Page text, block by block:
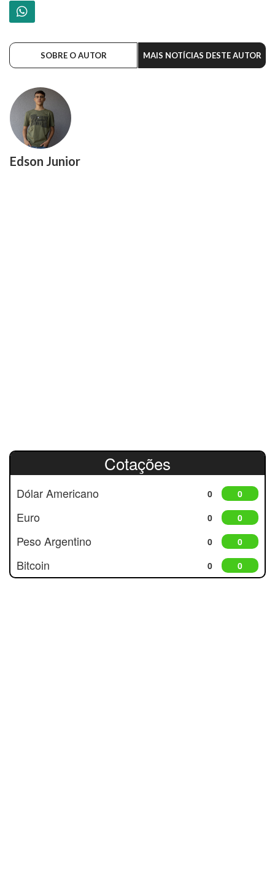
SOBRE O AUTOR MAIS NOTÍCIAS DESTE AUTOR
Edson Junior
Cotações
Dólar Americano 0 0
Euro 0 0
Peso Argentino 0 0
Bitcoin 0 0